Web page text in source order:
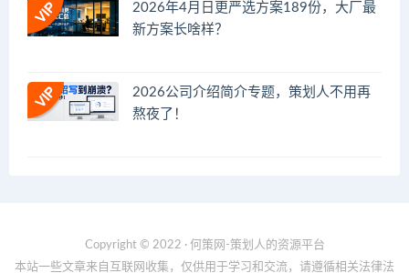
2026年4月日更严选方案189份，大厂最
新方案长啥样？
2026公司介绍简介专题，策划人不用再
熬夜了！
Copyright © 2022 · 何策网-策划人的资源平台
本站一些文章来自互联网收集，仅供用于学习和交流，请遵循相关法律法